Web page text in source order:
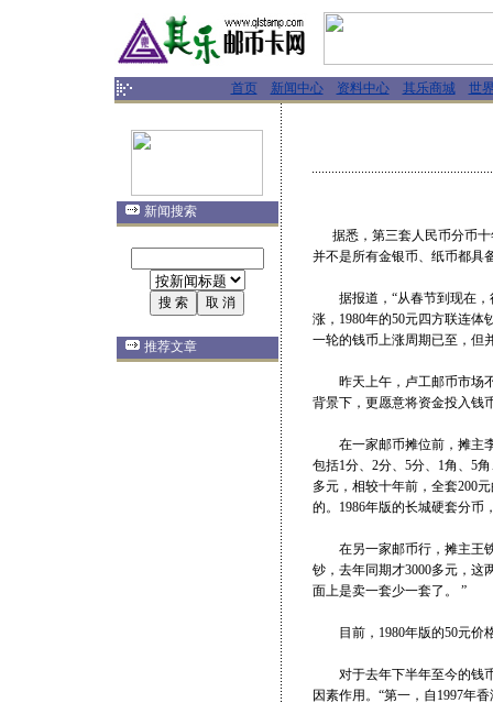
首页 新闻中心 资料中心 其乐商城 世
新闻搜索
推荐文章
据悉，第三套人民币分币十
并不是所有金银币、纸币都具
据报道，“从春节到现在，
涨，1980年的50元四方联连体
一轮的钱币上涨周期已至，但
昨天上午，卢工邮币市场不
背景下，更愿意将资金投入钱
在一家邮币摊位前，摊主李
包括1分、2分、5分、1角、5
多元，相较十年前，全套200
的。1986年版的长城硬套分币
在另一家邮币行，摊主王铁
钞，去年同期才3000多元，这
面上是卖一套少一套了。 ”
目前，1980年版的50元价格
对于去年下半年至今的钱币
因素作用。“第一，自1997年